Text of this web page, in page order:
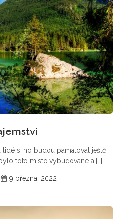
lidé si ho budou pamatovat ještě
toto místo vybudované a […]
9 března, 2022